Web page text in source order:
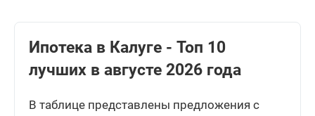
Ипотека в Калуге - Топ 10
лучших в августе 2026 года
В таблице представлены предложения с